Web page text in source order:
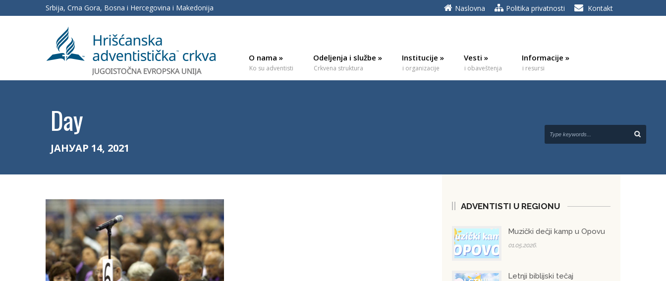
Srbija, Crna Gora, Bosna i Hercegovina i Makedonija Naslovna Politika privatnosti Kontakt
O nama »
Ko su adventisti
Odeljenja i službe »
Crkvena struktura
Institucije »
i organizacije
Vesti »
i obaveštenja
Informacije »
i resursi
Day
ЈАНУАР 14, 2021
ADVENTISTI U REGIONU
Muzički dečji kamp u Opovu
01.05.2026.
Letnji biblijski tečaj